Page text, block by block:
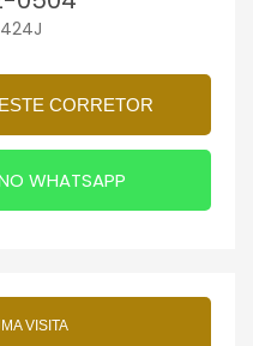
CORRETOR
WHATSAPP
VISITA